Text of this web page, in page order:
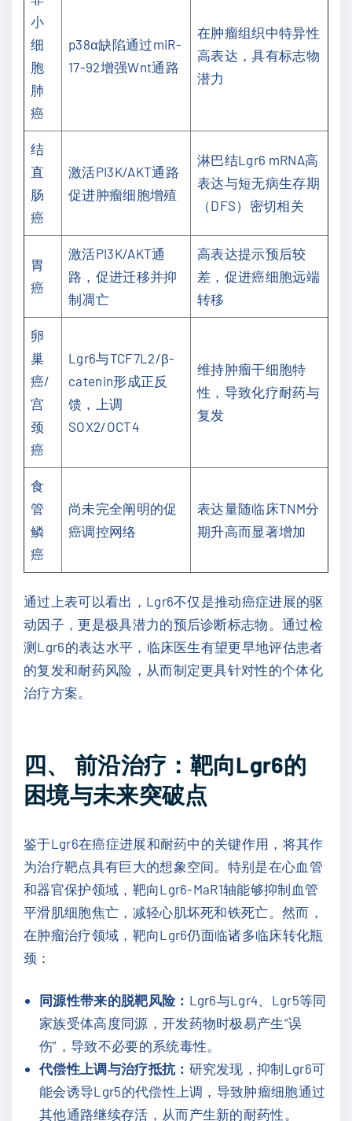
小
细
胞
肺
癌
p38α缺陷通过miR-
17-92增强Wnt通路
在肿瘤组织中特异性
高表达，具有标志物
潜力
结
直
肠
癌
激活PI3K/AKT通路
促进肿瘤细胞增殖
淋巴结Lgr6 mRNA高
表达与短无病生存期
（DFS）密切相关
胃
癌
激活PI3K/AKT通
路，促进迁移并抑
制凋亡
高表达提示预后较
差，促进癌细胞远端
转移
卵
巢
癌/
宫
颈
癌
Lgr6与TCF7L2/β-
catenin形成正反
馈，上调
SOX2/OCT4
维持肿瘤干细胞特
性，导致化疗耐药与
复发
食
管
鳞
癌
尚未完全阐明的促
癌调控网络
表达量随临床TNM分
期升高而显著增加
通过上表可以看出，Lgr6不仅是推动癌症进展的驱
动因子，更是极具潜力的预后诊断标志物。通过检
测Lgr6的表达水平，临床医生有望更早地评估患者
的复发和耐药风险，从而制定更具针对性的个体化
治疗方案。
四、 前沿治疗：靶向Lgr6的
困境与未来突破点
鉴于Lgr6在癌症进展和耐药中的关键作用，将其作
为治疗靶点具有巨大的想象空间。特别是在心血管
和器官保护领域，靶向Lgr6-MaR1轴能够抑制血管
平滑肌细胞焦亡，减轻心肌坏死和铁死亡。然而，
在肿瘤治疗领域，靶向Lgr6仍面临诸多临床转化瓶
颈：
同源性带来的脱靶风险： Lgr6与Lgr4、Lgr5等同
家族受体高度同源，开发药物时极易产生“误
伤”，导致不必要的系统毒性。
代偿性上调与治疗抵抗： 研究发现，抑制Lgr6可
能会诱导Lgr5的代偿性上调，导致肿瘤细胞通过
其他通路继续存活，从而产生新的耐药性。